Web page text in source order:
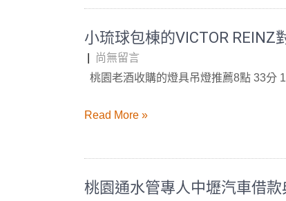
小琉球包棟的VICTOR
尚無留言
桃園老酒收購的燈具吊燈推薦8點 33分
Read More »
桃園通水管專人中壢汽車借